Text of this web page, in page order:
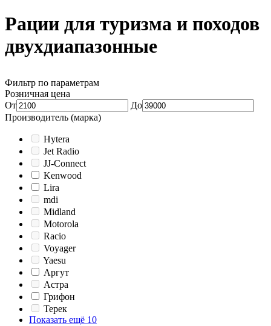
Рации для туризма и походов
двухдиапазонные
Фильтр по параметрам
Розничная цена
От
До
Производитель (марка)
Hytera
Jet Radio
JJ-Connect
Kenwood
Lira
mdi
Midland
Motorola
Racio
Voyager
Yaesu
Аргут
Астра
Грифон
Терек
Показать ещё 10